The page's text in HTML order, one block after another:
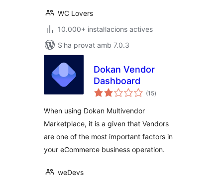
WC Lovers
10.000+ instal·lacions actives
S'ha provat amb 7.0.3
Dokan Vendor
Dashboard
(15puntuacions
totals
)
When using Dokan Multivendor
Marketplace, it is a given that Vendors
are one of the most important factors in
your eCommerce business operation.
weDevs